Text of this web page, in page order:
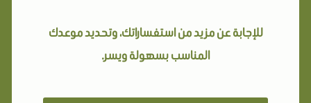
للإجابة عن مزيد من استفساراتك، وتحديد موعدك
المناسب بسهولة ويسر.